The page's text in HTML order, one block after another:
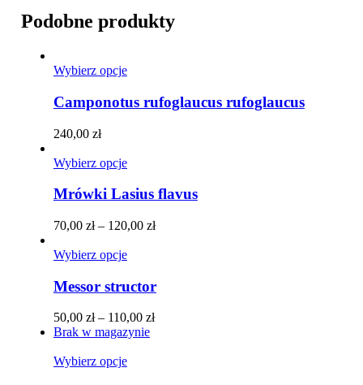
Podobne produkty
Wybierz opcjeTen
ma
wiele
wybrać
na
stronie
Camponotus rufoglaucus rufoglaucus
240,00 zł
Wybierz opcjeTen
ma
wariantów.
Opcje
można
wybrać
stronie
Mrówki Lasius flavus
70,00 zł – 120,00 złZakres
do
120,00 zł
Wybierz opcjeTen
ma
wiele
wariantów.
Opcje
można
wybrać
na
Messor structor
50,00 zł – 110,00 złZakres
Brak w magazynie
Wybierz opcjeTen